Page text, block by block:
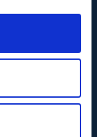
particulier
| particulier